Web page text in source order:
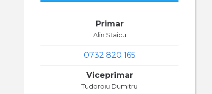
Primar
Alin Staicu
0732 820 165
Viceprimar
Tudoroiu Dumitru